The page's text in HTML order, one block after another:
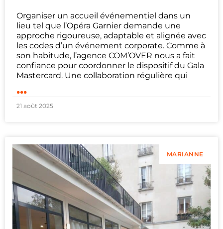
Organiser un accueil événementiel dans un
lieu tel que l’Opéra Garnier demande une
approche rigoureuse, adaptable et alignée avec
les codes d’un événement corporate. Comme à
son habitude, l’agence COM’OVER nous a fait
confiance pour coordonner le dispositif du Gala
Mastercard. Une collaboration régulière qui
...
21 août 2025
MARIANNE